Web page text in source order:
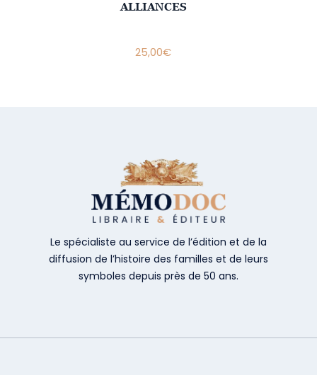
ALLIANCES
25,00€
Le spécialiste au service de l’édition et de la
diffusion de l’histoire des familles et de leurs
symboles depuis près de 50 ans.